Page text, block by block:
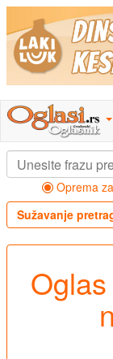
Oprema
Sužavanje